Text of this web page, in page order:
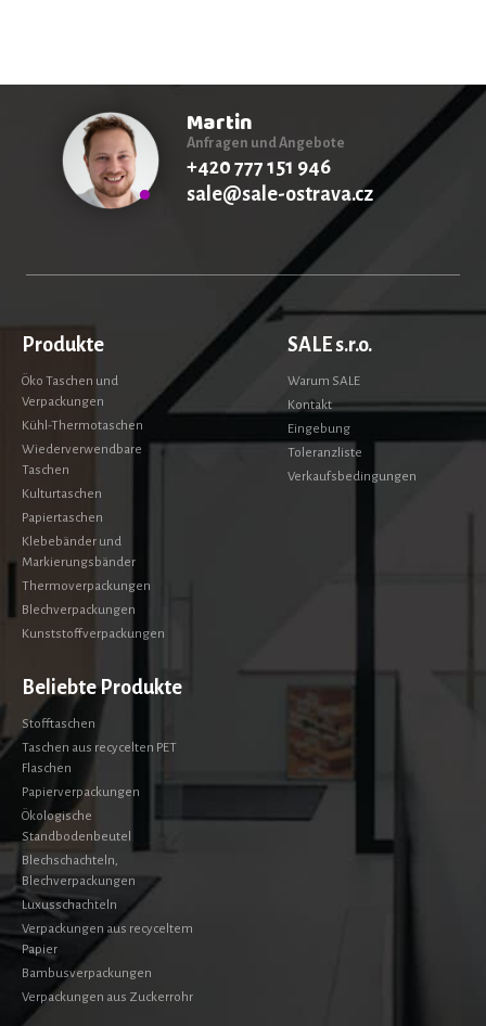
Martin
Anfragen und Angebote
+420 777 151 946
sale@sale-ostrava.cz
Produkte
Öko Taschen und
Verpackungen
Kühl-Thermotaschen
Wiederverwendbare
Taschen
Kulturtaschen
Papiertaschen
Klebebänder und
Markierungsbänder
Thermoverpackungen
Blechverpackungen
Kunststoffverpackungen
Beliebte Produkte
Stofftaschen
Taschen aus recycelten PET
Flaschen
Papierverpackungen
Ökologische
Standbodenbeutel
Blechschachteln,
Blechverpackungen
Luxusschachteln
Verpackungen aus recyceltem
Papier
Bambusverpackungen
Verpackungen aus Zuckerrohr
SALE s.r.o.
Warum SALE
Kontakt
Eingebung
Toleranzliste
Verkaufsbedingungen